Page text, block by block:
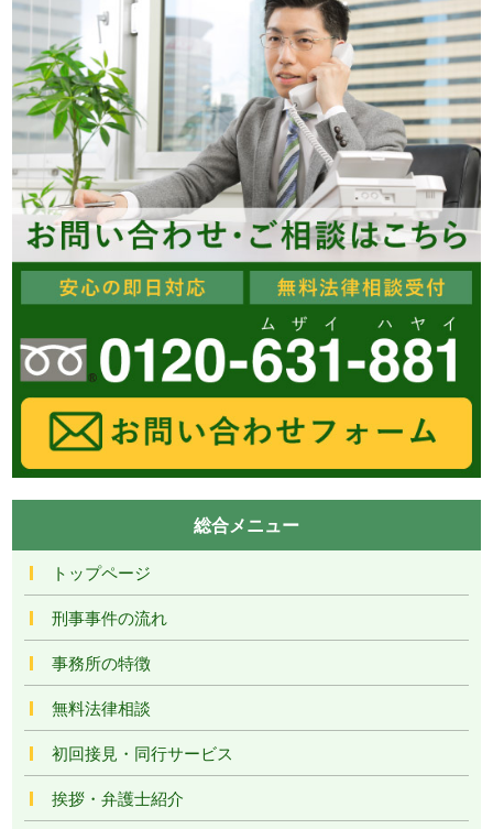
総合メニュー
トップページ
刑事事件の流れ
事務所の特徴
無料法律相談
初回接見・同行サービス
挨拶・弁護士紹介